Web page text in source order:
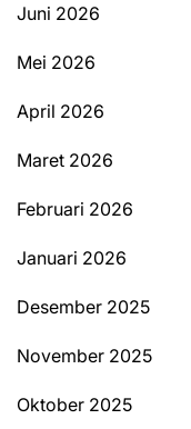
Juni 2026
Mei 2026
April 2026
Maret 2026
Februari 2026
Januari 2026
Desember 2025
November 2025
Oktober 2025